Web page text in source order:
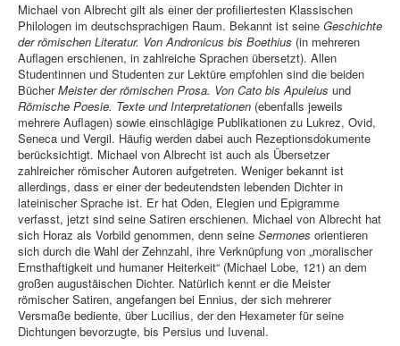
Michael von Albrecht gilt als einer der profiliertesten Klassischen
Philologen im deutschsprachigen Raum. Bekannt ist seine Geschichte
der römischen Literatur. Von Andronicus bis Boethius (in mehreren
Auflagen erschienen, in zahlreiche Sprachen übersetzt). Allen
Studentinnen und Studenten zur Lektüre empfohlen sind die beiden
BücherMeister der römischen Prosa. Von Cato bis Apuleius und
Römische Poesie. Texte und Interpretationen (ebenfalls jeweils
mehrere Auflagen) sowie einschlägige Publikationen zu Lukrez, Ovid,
Seneca und Vergil. Häufig werden dabei auch Rezeptionsdokumente
berücksichtigt. Michael von Albrecht ist auch als Übersetzer
zahlreicher römischer Autoren aufgetreten. Weniger bekannt ist
allerdings, dass er einer der bedeutendsten lebenden Dichter in
lateinischer Sprache ist. Er hat Oden, Elegien und Epigramme
verfasst, jetzt sind seine Satiren erschienen. Michael von Albrecht hat
sich Horaz als Vorbild genommen, denn seine Sermones orientieren
sich durch die Wahl der Zehnzahl, ihre Verknüpfung von „moralischer
Ernsthaftigkeit und humaner Heiterkeit“ (Michael Lobe, 121) an dem
großen augustäischen Dichter. Natürlich kennt er die Meister
römischer Satiren, angefangen bei Ennius, der sich mehrerer
Versmaße bediente, über Lucilius, der den Hexameter für seine
Dichtungen bevorzugte, bis Persius und Iuvenal.